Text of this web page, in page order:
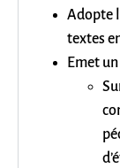
Adopte
textes
Emet